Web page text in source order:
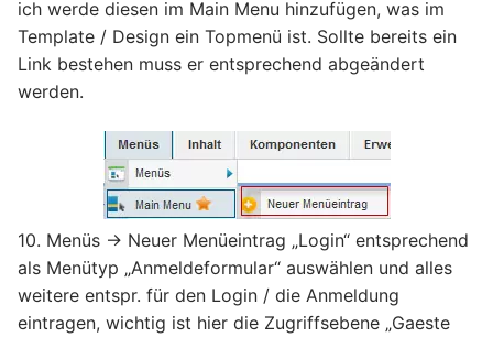
ich werde diesen im Main Menu hinzufügen, was im
Template / Design ein Topmenü ist. Sollte bereits ein
Link bestehen muss er entsprechend abgeändert
werden.
10. Menüs -> Neuer Menüeintrag „Login“ entsprechend
als Menütyp „Anmeldeformular“ auswählen und alles
weitere entspr. für den Login / die Anmeldung
eintragen, wichtig ist hier die Zugriffsebene „Gaeste